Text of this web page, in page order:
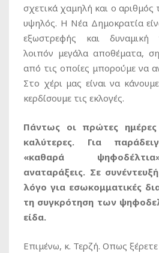
σχετικά χαμηλή και ο
υψηλός. Η Νέα Δημοκρατία
εξωστρεφής και δυναμική
λοιπόν μεγάλα αποθέματα,
από τις οποίες μπορούμε να
Στο χέρι μας είναι να
κερδίσουμε τις εκλογές.
Πάντως οι πρώτες
καλύτερες. Για
«καθαρά
αναταράξεις. Σε
λόγο για εσωκομματικές
τη συγκρότηση των
είδα.
Επιμένω, κ. Τερζή. Οπως